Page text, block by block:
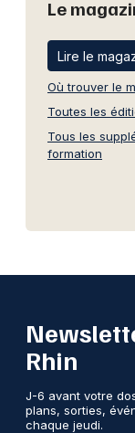
Le
Lire le
Où trouver le
Toutes les
Tous les
formation
Rhin
J-6 avant votre
plans, sorties,
chaque jeudi.